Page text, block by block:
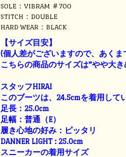
SOLE：VIBRAM ＃700
STITCH：DOUBLE
HARD WEAR：BLACK
【サイズ目安】
(個人差がございますので、あく
こちらの商品のサイズは”やや大き
スタッフHIRAI
このブーツは、24.5cmを着用して
足長：25.0cm
足幅：普通（E）
履き心地の好み：ピッタリ
DANNER LIGHT : 25.0cm
スニーカーの着用サイズ